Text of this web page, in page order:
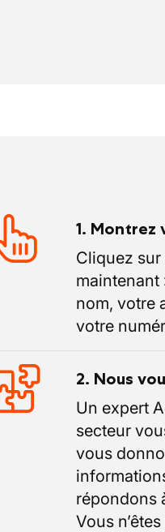
1.
Cliquez
maintenant
nom, votre
votre
2. Nous
Un expert
secteur
vous
répondons
Vous